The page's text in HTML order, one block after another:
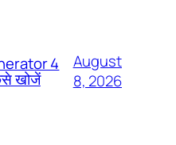
4
खोजें
August
8, 2026